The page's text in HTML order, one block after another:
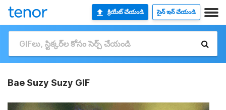
క్రియేట్ చేయండి సైన్ ఇన్ చేయండి
Bae Suzy Suzy GIF